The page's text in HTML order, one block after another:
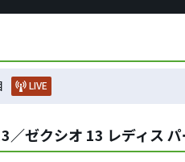
LIVE
／ゼクシオ 13 レディス